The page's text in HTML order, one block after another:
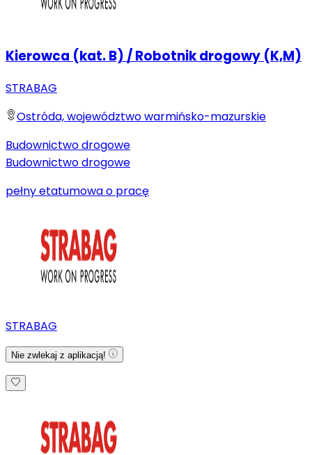
Kierowca (kat. B) / Robotnik drogowy (K,M)
STRABAG
Ostróda, województwo warmińsko-mazurskie
Budownictwo drogowe
Budownictwo drogowe
pełny etatumowa o pracę
STRABAG
Nie zwlekaj z aplikacją!